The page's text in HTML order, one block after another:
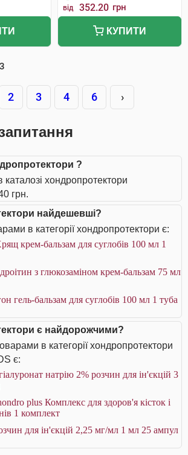
від 352.20 грн
КУПИТИ
2 3 4 6 ›
?
каталозі хондропротектори
грн.
найдешевші?
в категорії хондропротектори є:
крем-бальзам для суглобів 100 мл 1
з глюкозаміном крем-бальзам 75 мл
гель-бальзам для суглобів 100 мл 1 туба
є найдорожчими?
в категорії хондропротектори
є:
натрію 2% розчин для ін'єкцій 3
plus Комплекс для здоров'я кісток і
1 комплект
для ін'єкцій 2,25 мг/мл 1 мл 25 ампул